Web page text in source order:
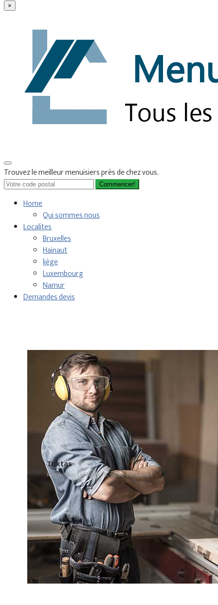
×
Trouvez le meilleur menuisiers près de chez vous.
Commencer!
Home
Qui sommes nous
Localites
Bruxelles
Hainaut
liège
Luxembourg
Namur
Demandes devis
Toktas
Rue Arthur Lefèbvre 78, 6800 Libramont